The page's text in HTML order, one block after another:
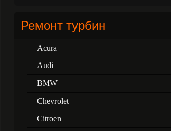
Ремонт турбин
Acura
Audi
BMW
Chevrolet
Citroen